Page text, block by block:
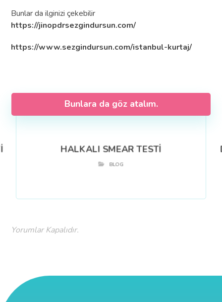
Bunlar da ilginizi çekebilir
https://jinopdrsezgindursun.com/
https://www.sezgindursun.com/istanbul-kurtaj/
Bunlara da göz atalım.
HALKALI SMEAR TESTİ
BLOG
Yorumlar Kapalıdır.